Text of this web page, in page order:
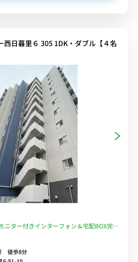
西日暮里６ 305 1DK・ダブル【４名
ター付きインターフォン＆宅配BOX完備
コンロ♪■山手線 西日暮里駅から徒歩8分
中！
徒歩8分